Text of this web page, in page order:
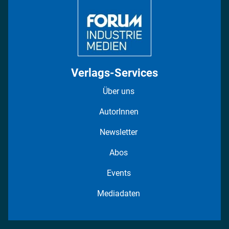
Verlags-Services
Über uns
AutorInnen
Newsletter
Abos
Events
Mediadaten